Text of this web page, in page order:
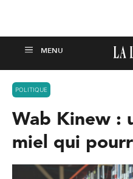
POLITIQUE
Wab Kinew :
miel qui